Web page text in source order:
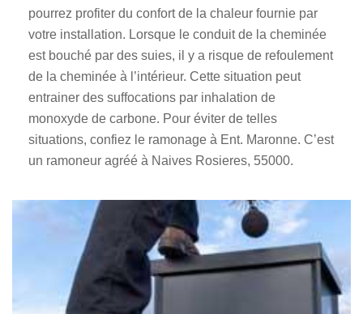
pourrez profiter du confort de la chaleur fournie par
votre installation. Lorsque le conduit de la cheminée
est bouché par des suies, il y a risque de refoulement
de la cheminée à l’intérieur. Cette situation peut
entrainer des suffocations par inhalation de
monoxyde de carbone. Pour éviter de telles
situations, confiez le ramonage à Ent. Maronne. C’est
un ramoneur agréé à Naives Rosieres, 55000.